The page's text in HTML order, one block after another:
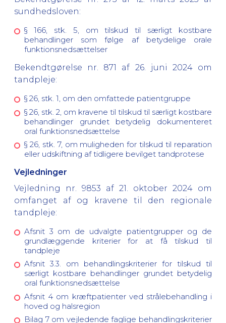
sundhedsloven:
§ 166, stk. 5, om tilskud til særligt kostbare
behandlinger som følge af betydelige orale
funktionsnedsættelser
Bekendtgørelse nr. 871 af 26. juni 2024 om
tandpleje:
§ 26, stk. 1, om den omfattede patientgruppe
§ 26, stk. 2, om kravene til tilskud til særligt kostbare
behandlinger grundet betydelig dokumenteret
oral funktionsnedsættelse
§ 26, stk. 7, om muligheden for tilskud til reparation
eller udskiftning af tidligere bevilget tandprotese
Vejledninger
Vejledning nr. 9853 af 21. oktober 2024 om
omfanget af og kravene til den regionale
tandpleje:
Afsnit 3 om de udvalgte patientgrupper og de
grundlæggende kriterier for at få tilskud til
tandpleje
Afsnit 3.3. om behandlingskriterier for tilskud til
særligt kostbare behandlinger grundet betydelig
oral funktionsnedsættelse
Afsnit 4 om kræftpatienter ved strålebehandling i
hoved og halsregion
Bilag 7 om vejledende faglige behandlingskriterier